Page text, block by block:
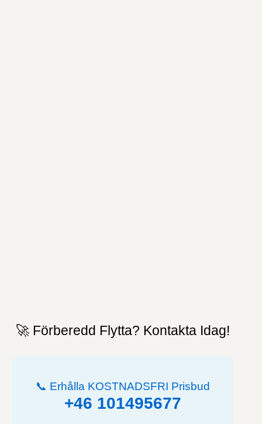
🚀 Förberedd Flytta? Kontakta Idag!
📞 Erhålla KOSTNADSFRI Prisbud
+46 101495677